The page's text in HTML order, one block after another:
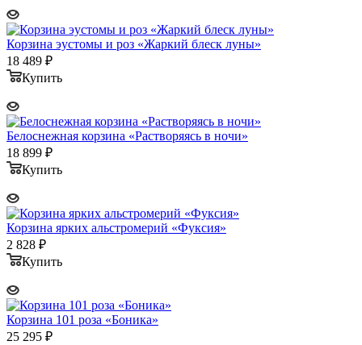
Корзина эустомы и роз «Жаркий блеск луны»
18 489 ₽
Купить
Белоснежная корзина «Растворяясь в ночи»
18 899 ₽
Купить
Корзина ярких альстромерий «Фуксия»
2 828 ₽
Купить
Корзина 101 роза «Боника»
25 295 ₽